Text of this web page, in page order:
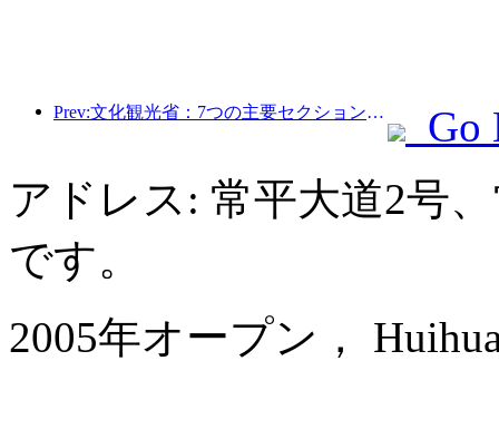
Prev:文化観光省：7つの主要セクションで22のテーマ別活動を開始
Go
アドレス: 常平大道2号
です。
2005年オープン，